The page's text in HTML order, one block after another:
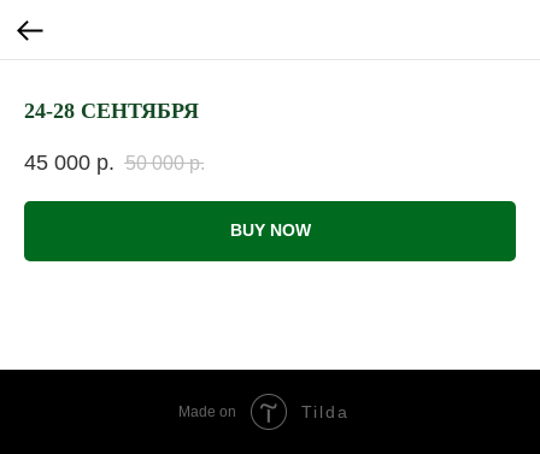
24-28 СЕНТЯБРЯ
45 000 р. 50 000 р.
BUY NOW
Made on Tilda